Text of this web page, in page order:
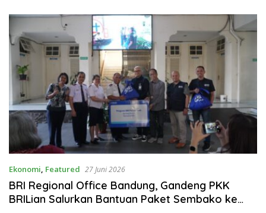
Ekonomi, Featured 27 Juni 2026
BRI Regional Office Bandung, Gandeng PKK
BRILian Salurkan Bantuan Paket Sembako ke